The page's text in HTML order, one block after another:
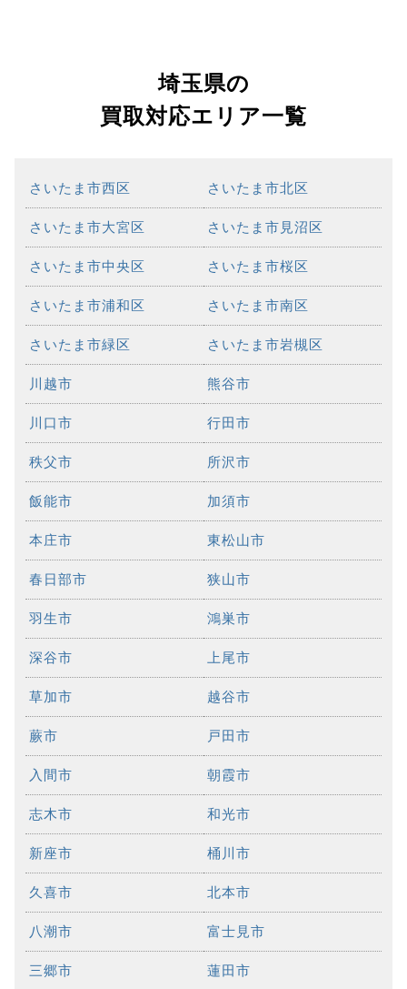
埼玉県の
買取対応エリア一覧
さいたま市西区 さいたま市北区
さいたま市大宮区 さいたま市見沼区
さいたま市中央区 さいたま市桜区
さいたま市浦和区 さいたま市南区
さいたま市緑区 さいたま市岩槻区
川越市 熊谷市
川口市 行田市
秩父市 所沢市
飯能市 加須市
本庄市 東松山市
春日部市 狭山市
羽生市 鴻巣市
深谷市 上尾市
草加市 越谷市
蕨市 戸田市
入間市 朝霞市
志木市 和光市
新座市 桶川市
久喜市 北本市
八潮市 富士見市
三郷市 蓮田市